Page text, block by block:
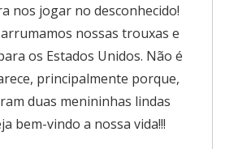
nos jogar no desconhecido!
nossas trouxas e
os Estados Unidos. Não é
principalmente porque,
duas menininhas lindas
bem-vindo a nossa vida!!!